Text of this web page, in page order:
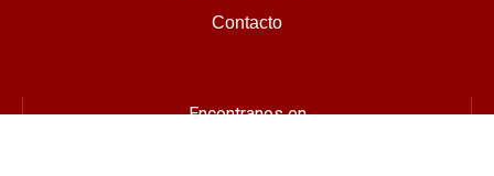
Contacto
Encontranos en